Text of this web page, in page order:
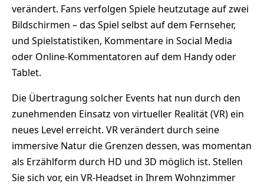
verändert. Fans verfolgen Spiele heutzutage auf zwei
Bildschirmen – das Spiel selbst auf dem Fernseher,
und Spielstatistiken, Kommentare in Social Media
oder Online-Kommentatoren auf dem Handy oder
Tablet.
Die Übertragung solcher Events hat nun durch den
zunehmenden Einsatz von virtueller Realität (VR) ein
neues Level erreicht. VR verändert durch seine
immersive Natur die Grenzen dessen, was momentan
als Erzählform durch HD und 3D möglich ist. Stellen
Sie sich vor, ein VR-Headset in Ihrem Wohnzimmer